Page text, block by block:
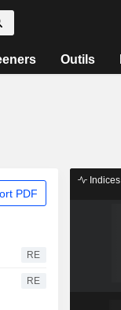
Outils
PDF
RE
RE
Indices